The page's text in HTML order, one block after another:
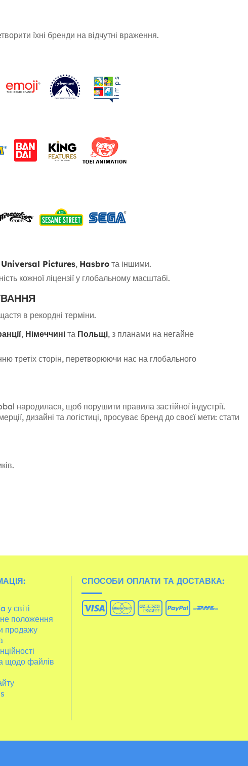
їхні бренди на відчутні враження.
Universal Pictures, Hasbro та іншими.
кожної ліцензії у глобальному масштабі.
в рекордні терміни.
, Німеччині та Польщі, з планами на негайне
третіх сторін, перетворюючи нас на глобального
народилася, щоб порушити правила застійної індустрії.
дизайні та логістиці, просуває бренд до своєї мети: стати
у світі
положення
продажу
щодо файлів
СПОСОБИ ОПЛАТИ ТА ДОСТАВКА: